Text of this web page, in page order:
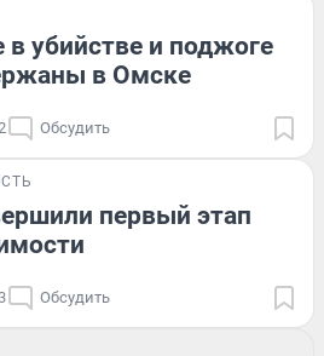
убийстве и поджоге
в Омске
Обсудить
первый этап
Обсудить